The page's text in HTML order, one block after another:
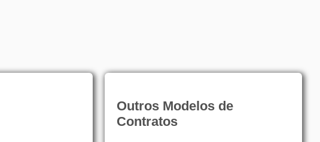
Outros Modelos de
Contratos